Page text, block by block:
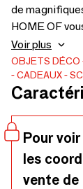
de
HOME OF
nouvelle ville,
endroit au
créée avec le
l'architecture
Europe et
sont : HOME
Voir plus
OBJETS DÉCO
CADEAUX
Pour
les
vente de